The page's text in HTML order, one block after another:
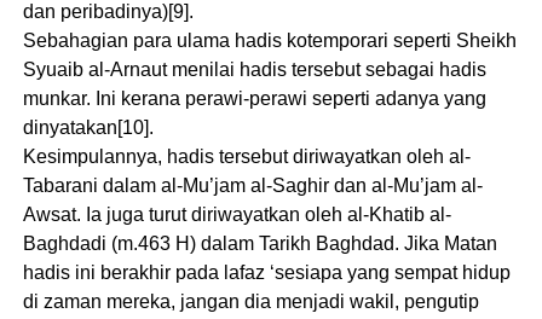
dan peribadinya)[9].
Sebahagian para ulama hadis kotemporari seperti Sheikh
Syuaib al-Arnaut menilai hadis tersebut sebagai hadis
munkar. Ini kerana perawi-perawi seperti adanya yang
dinyatakan[10].
Kesimpulannya, hadis tersebut diriwayatkan oleh al-
Tabarani dalam al-Mu’jam al-Saghir dan al-Mu’jam al-
Awsat. Ia juga turut diriwayatkan oleh al-Khatib al-
Baghdadi (m.463 H) dalam Tarikh Baghdad. Jika Matan
hadis ini berakhir pada lafaz ‘sesiapa yang sempat hidup
di zaman mereka, jangan dia menjadi wakil, pengutip